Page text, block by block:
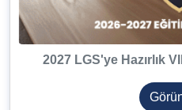
2027 LGS'ye Hazırlık